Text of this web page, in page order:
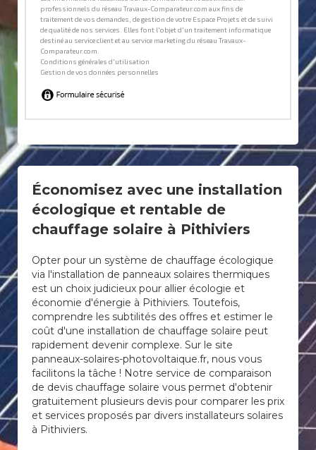
Économisez avec une installation
écologique et rentable de
chauffage solaire à Pithiviers
Opter pour un système de chauffage écologique
via l'installation de panneaux solaires thermiques
est un choix judicieux pour allier écologie et
économie d'énergie à Pithiviers. Toutefois,
comprendre les subtilités des offres et estimer le
coût d'une installation de chauffage solaire peut
rapidement devenir complexe. Sur le site
panneaux-solaires-photovoltaique.fr, nous vous
facilitons la tâche ! Notre service de comparaison
de devis chauffage solaire vous permet d'obtenir
gratuitement plusieurs devis pour comparer les prix
et services proposés par divers installateurs solaires
à Pithiviers.